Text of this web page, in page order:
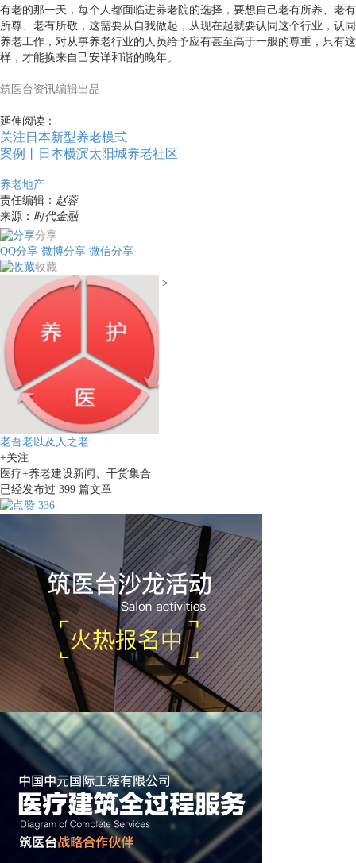
有老的那一天，每个人都面临进养老院的选择，要想自己老有所养、老有
所尊、老有所敬，这需要从自我做起，从现在起就要认同这个行业，认同
养老工作，对从事养老行业的人员给予应有甚至高于一般的尊重，只有这
样，才能换来自己安详和谐的晚年。
筑医台资讯编辑出品
延伸阅读：
关注日本新型养老模式
案例丨日本横滨太阳城养老社区
养老地产
责任编辑： 赵蓉
来源： 时代金融
分享
QQ分享 微博分享 微信分享
收藏
>
老吾老以及人之老
+关注
医疗+养老建设新闻、干货集合
已经发布过 399 篇文章
336